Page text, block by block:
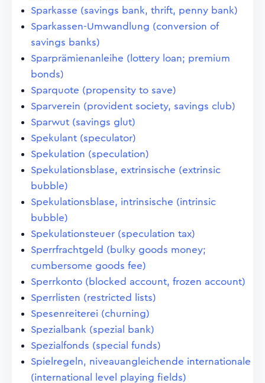
Sparkasse (savings bank, thrift, penny bank)
Sparkassen-Umwandlung (conversion of
savings banks)
Sparprämienanleihe (lottery loan; premium
bonds)
Sparquote (propensity to save)
Sparverein (provident society, savings club)
Sparwut (savings glut)
Spekulant (speculator)
Spekulation (speculation)
Spekulationsblase, extrinsische (extrinsic
bubble)
Spekulationsblase, intrinsische (intrinsic
bubble)
Spekulationsteuer (speculation tax)
Sperrfrachtgeld (bulky goods money;
cumbersome goods fee)
Sperrkonto (blocked account, frozen account)
Sperrlisten (restricted lists)
Spesenreiterei (churning)
Spezialbank (spezial bank)
Spezialfonds (special funds)
Spielregeln, niveauangleichende internationale
(international level playing fields)